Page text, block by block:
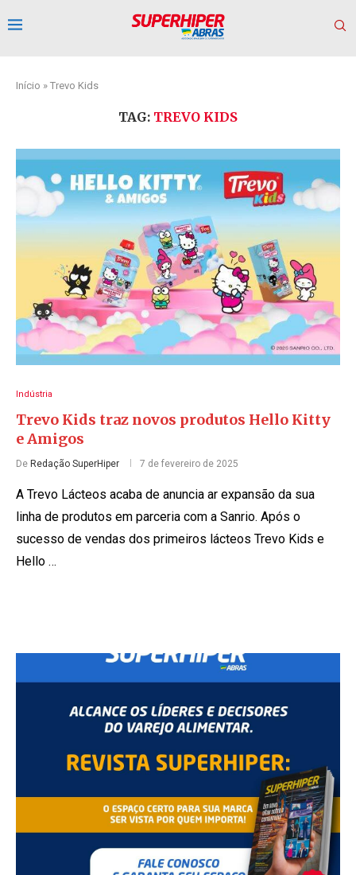
Início » Trevo Kids
TAG: TREVO KIDS
Indústria
Trevo Kids traz novos produtos Hello Kitty
e Amigos
De Redação SuperHiper 7 de fevereiro de 2025
A Trevo Lácteos acaba de anuncia ar expansão da sua
linha de produtos em parceria com a Sanrio. Após o
sucesso de vendas dos primeiros lácteos Trevo Kids e
Hello …